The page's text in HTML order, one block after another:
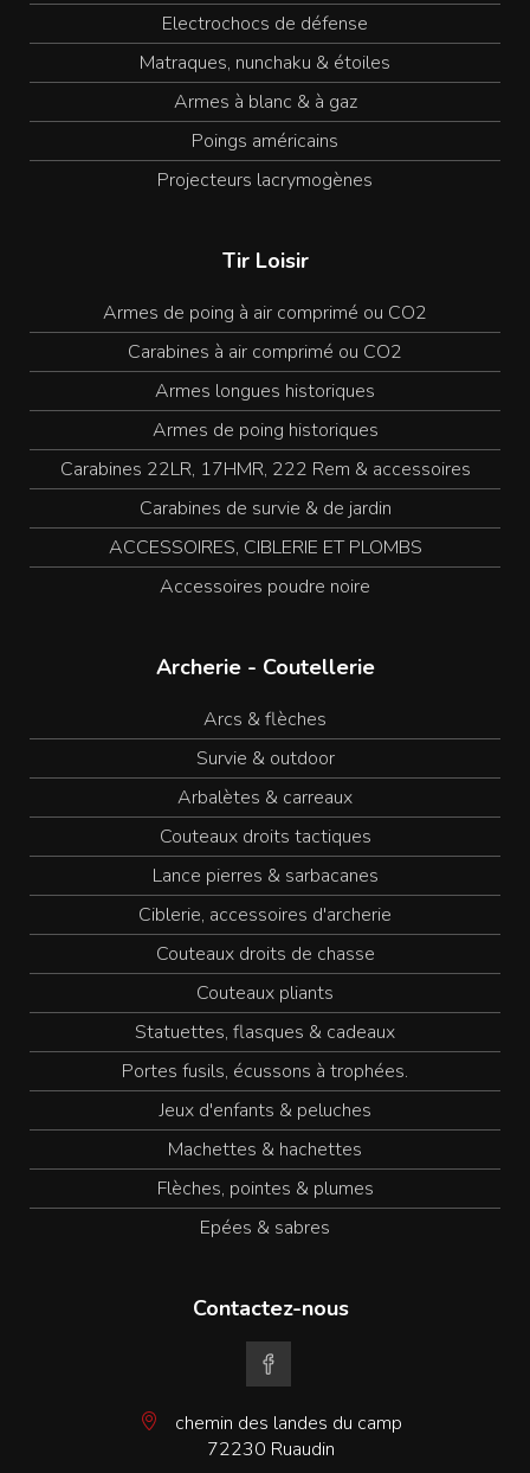
Electrochocs de défense
Matraques, nunchaku & étoiles
Armes à blanc & à gaz
Poings américains
Projecteurs lacrymogènes
Tir Loisir
Armes de poing à air comprimé ou CO2
Carabines à air comprimé ou CO2
Armes longues historiques
Armes de poing historiques
Carabines 22LR, 17HMR, 222 Rem & accessoires
Carabines de survie & de jardin
ACCESSOIRES, CIBLERIE ET PLOMBS
Accessoires poudre noire
Archerie - Coutellerie
Arcs & flèches
Survie & outdoor
Arbalètes & carreaux
Couteaux droits tactiques
Lance pierres & sarbacanes
Ciblerie, accessoires d'archerie
Couteaux droits de chasse
Couteaux pliants
Statuettes, flasques & cadeaux
Portes fusils, écussons à trophées.
Jeux d'enfants & peluches
Machettes & hachettes
Flèches, pointes & plumes
Epées & sabres
Contactez-nous
chemin des landes du camp
72230 Ruaudin